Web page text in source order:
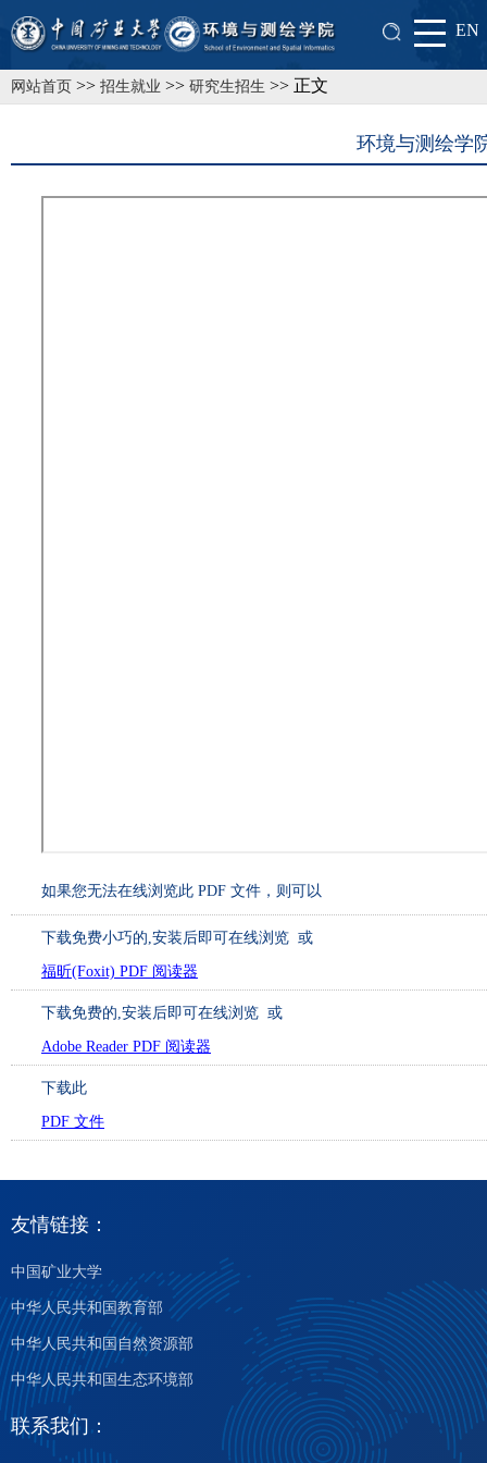
EN
网站首页 >> 招生就业 >> 研究生招生 >> 正文
环境与测绘学
如果您无法在线浏览此 PDF 文件，则可以
下载免费小巧的
福昕(Foxit) PDF 阅读器
,安装后即可在线浏览 或
下载免费的
Adobe Reader PDF 阅读器
,安装后即可在线浏览 或
下载此
PDF 文件
友情链接：
中国矿业大学
中华人民共和国教育部
中华人民共和国自然资源部
中华人民共和国生态环境部
联系我们：